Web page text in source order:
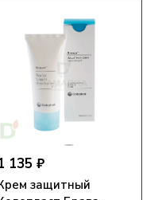
135 ₽
защитный